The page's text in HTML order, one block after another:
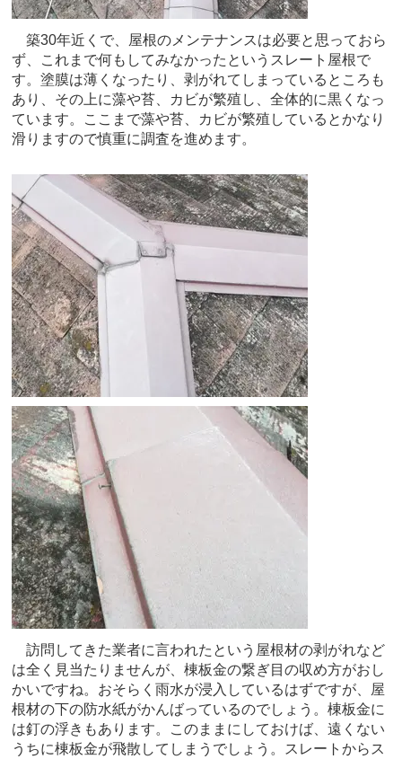
築30年近くで、屋根のメンテナンスは必要と思っておら
ず、これまで何もしてみなかったというスレート屋根で
す。塗膜は薄くなったり、剥がれてしまっているところも
あり、その上に藻や苔、カビが繁殖し、全体的に黒くなっ
ています。ここまで藻や苔、カビが繁殖しているとかなり
滑りますので慎重に調査を進めます。
訪問してきた業者に言われたという屋根材の剥がれなど
は全く見当たりませんが、棟板金の繋ぎ目の収め方がおし
かいですね。おそらく雨水が浸入しているはずですが、屋
根材の下の防水紙がかんばっているのでしょう。棟板金に
は釘の浮きもあります。このままにしておけば、遠くない
うちに棟板金が飛散してしまうでしょう。スレートからス